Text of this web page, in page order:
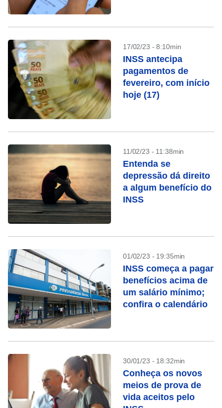
17/02/23 - 8:10min
INSS antecipa
pagamentos de
fevereiro, com início
hoje (17)
11/02/23 - 11:38min
Entenda se
depressão dá direito
a algum benefício do
INSS
01/02/23 - 19:35min
INSS começa a pagar
benefícios acima de
um salário mínimo;
confira o calendário
30/01/23 - 18:32min
Conheça os novos
meios de prova de
vida aceitos pelo